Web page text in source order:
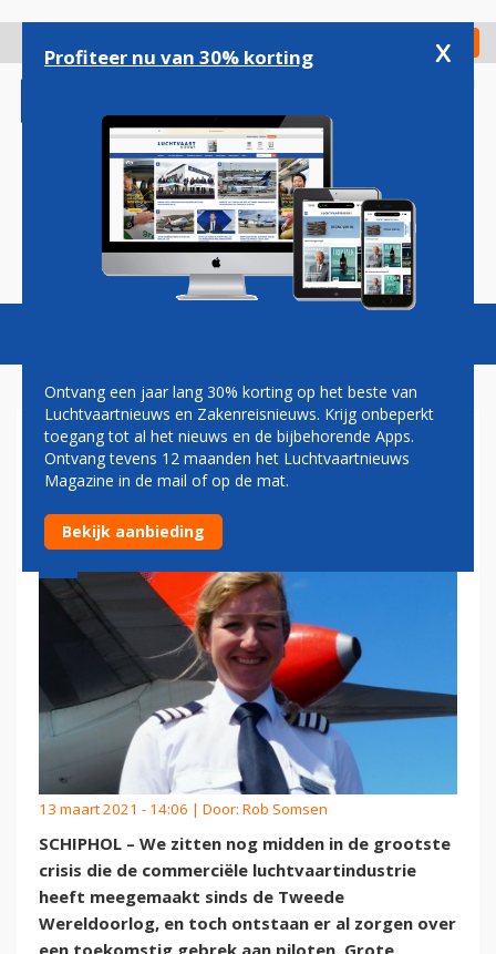
gaan
Check in
Magazine Podcasts Vacatures
PILOTENTEKORT DREIGT NA
CORONAPANDEMIE
13 maart 2021 - 14:06 | Door: Rob Somsen
SCHIPHOL – We zitten nog midden in de grootste
crisis die de commerciële luchtvaartindustrie
heeft meegemaakt sinds de Tweede
Wereldoorlog, en toch ontstaan er al zorgen over
Profiteer nu van 30% korting x
Ontvang een jaar lang 30% korting op het beste van
Luchtvaartnieuws en Zakenreisnieuws. Krijg onbeperkt
toegang tot al het nieuws en de bijbehorende Apps.
Ontvang tevens 12 maanden het Luchtvaartnieuws
Magazine in de mail of op de mat.
Bekijk aanbieding